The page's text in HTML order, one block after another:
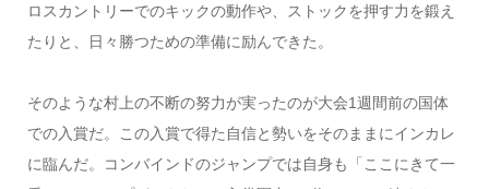
ロスカントリーでのキックの動作や、ストックを押す力を鍛え
たりと、日々勝つための準備に励んできた。
そのような村上の不断の努力が実ったのが大会1週間前の国体
での入賞だ。この入賞で得た自信と勢いをそのままにインカレ
に臨んだ。コンバインドのジャンプでは自身も「ここにきて一